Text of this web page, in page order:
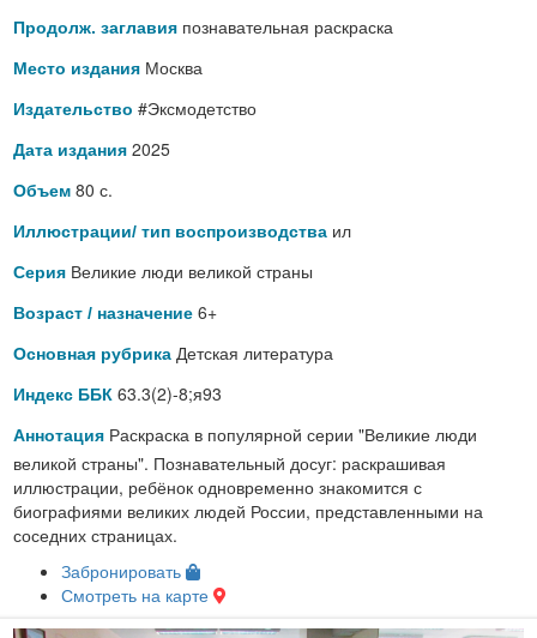
Продолж. заглавия познавательная раскраска
Место издания Москва
Издательство #Эксмодетство
Дата издания 2025
Объем 80 с.
Иллюстрации/ тип воспроизводства ил
Серия Великие люди великой страны
Возраст / назначение 6+
Основная рубрика Детская литература
Индекс ББК 63.3(2)-8;я93
Аннотация Раскраска в популярной серии "Великие люди
великой страны". Познавательный досуг: раскрашивая
иллюстрации, ребёнок одновременно знакомится с
биографиями великих людей России, представленными на
соседних страницах.
Забронировать
Смотреть на карте